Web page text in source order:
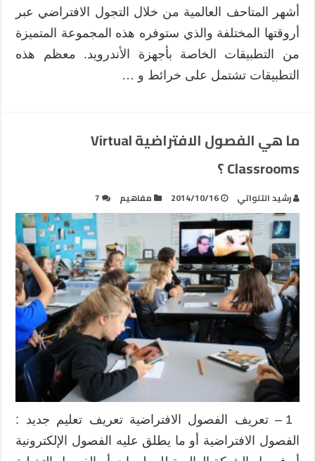
مغلقة
أشهر المتاحف العالمية من خلال التجول الافتراضي عبر
أروقتها المختلفة والذي ستوفره هذه المجموعة المتميزة
من التطبيقات الخاصة بأجهزة الأندرويد. معظم هذه
التطبيقات تشتمل على خرائط و …
ما هي الفصول الافتراضية Virtual
Classrooms ؟
رشيد التلواتي 2014/10/16 مفاهيم 7
1 – تعريف الفصول الافتراضية تعريف تعليم جديد :
الفصول الافتراضية أو ما يطلق عليه الفصول الإلكترونية